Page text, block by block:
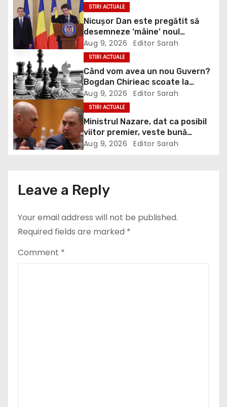
a
v
i
g
a
t
i
n
STIRI ACTUALE
Nicușor Dan este pregătit să
desemneze ‘mâine’ noul
premier, anunță Eugen Tomac:
Niciuna dintre cele două
propuneri nu are majoritate
Aug 9, 2026 Editor Sarah
STIRI ACTUALE
Când vom avea un nou Guvern?
Bogdan Chirieac scoate la
lumină jocuri politice de culise:
Noi dăm banii, noi le plătim
VIDEO
Aug 9, 2026 Editor Sarah
STIRI ACTUALE
Ministrul Nazare, dat ca posibil
viitor premier, veste bună
pentru români: Momentul din
Aug 9, 2026 Editor Sarah
Leave a Reply
Your email address will not be published.
Required fields are marked *
Comment *